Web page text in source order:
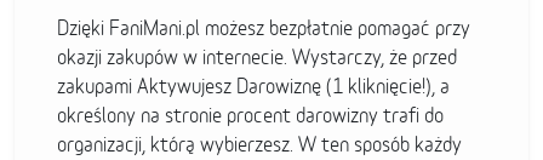
Dzięki FaniMani.pl możesz bezpłatnie pomagać przy
okazji zakupów w internecie. Wystarczy, że przed
zakupami Aktywujesz Darowiznę (1 kliknięcie!), a
określony na stronie procent darowizny trafi do
organizacji, którą wybierzesz. W ten sposób każdy